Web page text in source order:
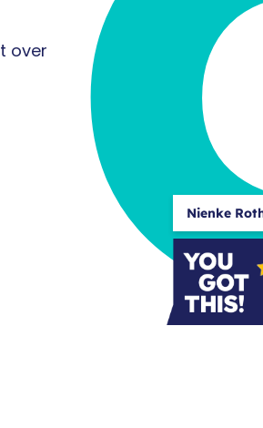
over
Nienke